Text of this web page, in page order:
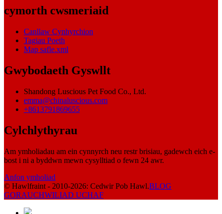
cymorth cwsmeriaid
Canllaw Cynhyrchion
Tagiau Poeth
Map safle.xml
Gwybodaeth Gyswllt
Shandong Luscious Pet Food Co., Ltd.
emma@chinaluscious.com
+8613791869655
Cylchlythyrau
Am ymholiadau am ein cynnyrch neu restr brisiau, gadewch eich e-
bost i ni a byddwn mewn cysylltiad o fewn 24 awr.
Anfon ymholiad
© Hawlfraint - 2010-2026: Cedwir Pob Hawl.BLOG
GORAUCHWILIAD UCHAF